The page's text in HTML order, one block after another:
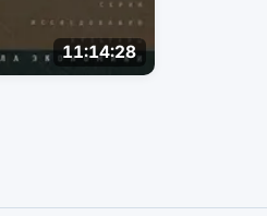
11:14:28